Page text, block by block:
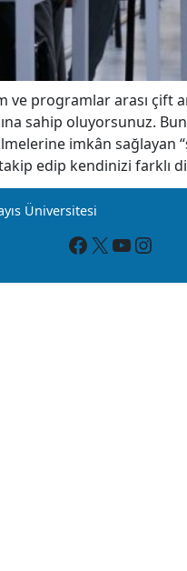
programlar arası çift
sahip oluyorsunuz.
imkân sağlayan
edip kendinizi farklı
Üniversitesi
Facebook X YouTube Instagram